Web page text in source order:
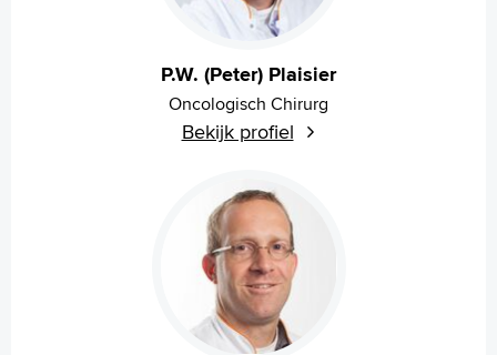
P.W. (Peter) Plaisier
Oncologisch Chirurg
Bekijk profiel